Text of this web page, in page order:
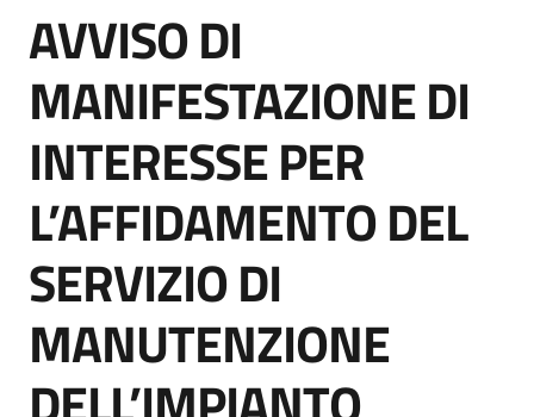
acquisto
Supporto
Piattaforme
telematiche
Salta al contenuto
AVVISO DI
MANIFESTAZIONE DI
INTERESSE PER
L’AFFIDAMENTO DEL
SERVIZIO DI
MANUTENZIONE